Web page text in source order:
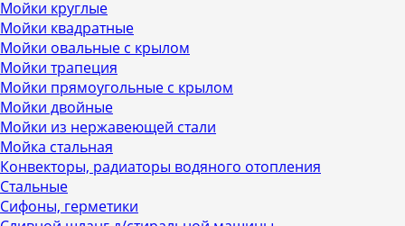
Мойки круглые
Мойки квадратные
Мойки овальные с крылом
Мойки трапеция
Мойки прямоугольные с крылом
Мойки двойные
Мойки из нержавеющей стали
Мойка стальная
Конвекторы, радиаторы водяного отопления
Стальные
Сифоны, герметики